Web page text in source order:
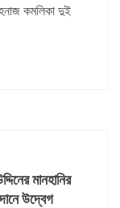
কমলিকা দুই
মানহানির
উদ্বেগ